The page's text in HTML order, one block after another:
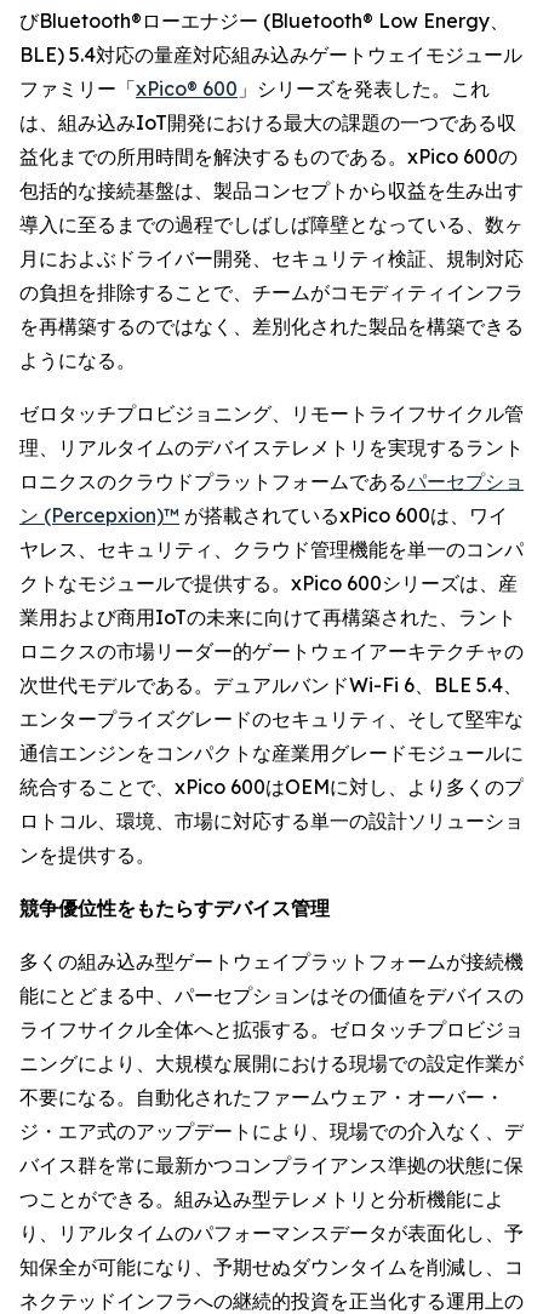
びBluetooth®ローエナジー (Bluetooth® Low Energy、
BLE) 5.4対応の量産対応組み込みゲートウェイモジュール
ファミリー「xPico® 600 」シリーズを発表した。これ
は、組み込みIoT開発における最大の課題の一つである収
益化までの所用時間を解決するものである。xPico 600の
包括的な接続基盤は、製品コンセプトから収益を生み出す
導入に至るまでの過程でしばしば障壁となっている、数ヶ
月におよぶドライバー開発、セキュリティ検証、規制対応
の負担を排除することで、チームがコモディティインフラ
を再構築するのではなく、差別化された製品を構築できる
ようになる。
ゼロタッチプロビジョニング、リモートライフサイクル管
理、リアルタイムのデバイステレメトリを実現するラント
ロニクスのクラウドプラットフォームであるパーセプショ
ン (Percepxion)™ が搭載されているxPico 600は、ワイ
ヤレス、セキュリティ、クラウド管理機能を単一のコンパ
クトなモジュールで提供する。xPico 600シリーズは、産
業用および商用IoTの未来に向けて再構築された、ラント
ロニクスの市場リーダー的ゲートウェイアーキテクチャの
次世代モデルである。デュアルバンドWi-Fi 6、BLE 5.4、
エンタープライズグレードのセキュリティ、そして堅牢な
通信エンジンをコンパクトな産業用グレードモジュールに
統合することで、xPico 600はOEMに対し、より多くのプ
ロトコル、環境、市場に対応する単一の設計ソリューショ
ンを提供する。
競争優位性をもたらすデバイス管理
多くの組み込み型ゲートウェイプラットフォームが接続機
能にとどまる中、パーセプションはその価値をデバイスの
ライフサイクル全体へと拡張する。ゼロタッチプロビジョ
ニングにより、大規模な展開における現場での設定作業が
不要になる。自動化されたファームウェア・オーバー・
ジ・エア式のアップデートにより、現場での介入なく、デ
バイス群を常に最新かつコンプライアンス準拠の状態に保
つことができる。組み込み型テレメトリと分析機能によ
り、リアルタイムのパフォーマンスデータが表面化し、予
知保全が可能になり、予期せぬダウンタイムを削減し、コ
ネクテッドインフラへの継続的投資を正当化する運用上の